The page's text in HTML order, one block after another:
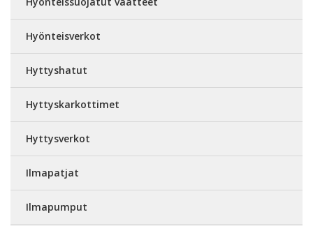
Hyönteisverkot
Hyttyshatut
Hyttyskarkottimet
Hyttysverkot
Ilmapatjat
Ilmapumput